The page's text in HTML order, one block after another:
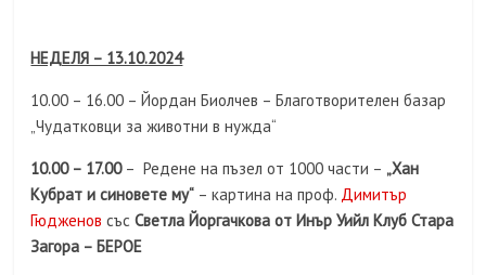
НЕДЕЛЯ – 13.10.2024
10.00 – 16.00 – Йордан Биолчев – Благотворителен базар
„Чудатковци за животни в нужда“
10.00 – 17.00– Редене на пъзел от 1000 части – „Хан
Кубрат и синовете му“ – картина на проф. Димитър
Гюдженов съсСветла Йоргачкова от Инър Уийл Клуб Стара
Загора – БЕРОЕ